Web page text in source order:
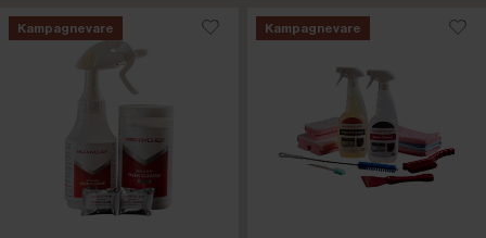
Kampagnevare Kampagnevare